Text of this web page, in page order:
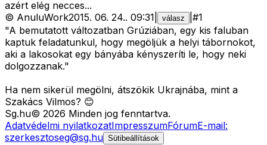
azért elég necces...
© AnuluWork2015. 06. 24.. 09:31 válasz #1
"A bemutatott változatban Grúziában, egy kis faluban
kaptuk feladatunkul, hogy megöljük a helyi tábornokot,
aki a lakosokat egy bányába kényszeríti le, hogy neki
dolgozzanak."
Ha nem sikerül megölni, átszökik Ukrajnába, mint a
Szakács Vilmos? 😊
Sg.hu© 2026 Minden jog fenntartva.
Adatvédelmi nyilatkozatImpresszumFórumE-mail:
szerkesztoseg@sg.hu Sütibeállítások